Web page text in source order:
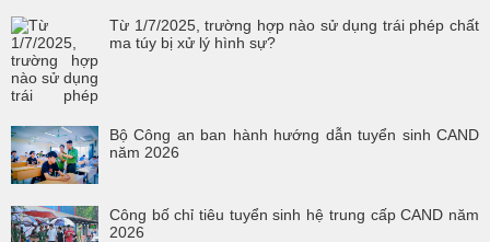
Từ 1/7/2025, trường hợp nào sử dụng trái phép chất
ma túy bị xử lý hình sự?
Bộ Công an ban hành hướng dẫn tuyển sinh CAND
năm 2026
Công bố chỉ tiêu tuyển sinh hệ trung cấp CAND năm
2026